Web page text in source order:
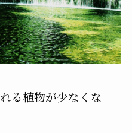
る植物が少なくな